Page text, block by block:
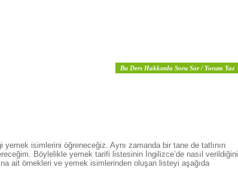
Bu Ders Hakkında Soru Sor / Yorum Yaz
isimlerini öğreneceğiz. Aynı zamanda bir tane de tatlının
Böylelikle yemek tarifi listesinin İngilizce’de nasıl verildiğini
ait örnekleri ve yemek isimlerinden oluşan listeyi aşağıda